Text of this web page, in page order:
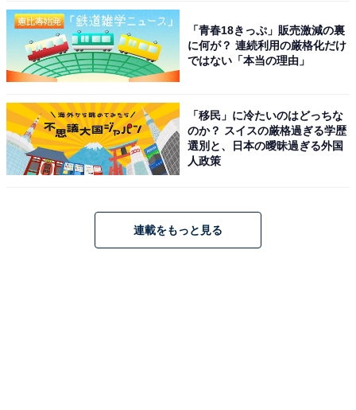
「青春18きっぷ」販売激減の裏
に何が？ 連続利用の厳格化だけ
ではない「本当の理由」
「移民」に冷たいのはどっちな
のか？ スイスの厳格過ぎる学歴
選別と、日本の曖昧過ぎる外国
人政策
連載をもっと見る